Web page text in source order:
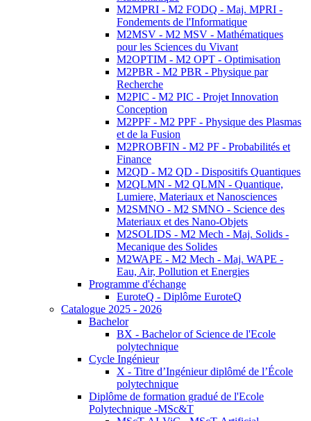
M2MPRI - M2 FODQ - Maj. MPRI -
Fondements de l'Informatique
M2MSV - M2 MSV - Mathématiques
pour les Sciences du Vivant
M2OPTIM - M2 OPT - Optimisation
M2PBR - M2 PBR - Physique par
Recherche
M2PIC - M2 PIC - Projet Innovation
Conception
M2PPF - M2 PPF - Physique des Plasmas
et de la Fusion
M2PROBFIN - M2 PF - Probabilités et
Finance
M2QD - M2 QD - Dispositifs Quantiques
M2QLMN - M2 QLMN - Quantique,
Lumiere, Materiaux et Nanosciences
M2SMNO - M2 SMNO - Science des
Materiaux et des Nano-Objets
M2SOLIDS - M2 Mech - Maj. Solids -
Mecanique des Solides
M2WAPE - M2 Mech - Maj. WAPE -
Eau, Air, Pollution et Energies
Programme d'échange
EuroteQ - Diplôme EuroteQ
Catalogue 2025 - 2026
Bachelor
BX - Bachelor of Science de l'Ecole
polytechnique
Cycle Ingénieur
X - Titre d’Ingénieur diplômé de l’École
polytechnique
Diplôme de formation gradué de l'Ecole
Polytechnique -MSc&T